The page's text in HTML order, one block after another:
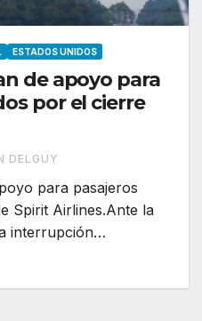
ESTADOS UNIDOS
de apoyo para
por el cierre
DELGUY
para pasajeros
Spirit Airlines.Ante la
interrupción…